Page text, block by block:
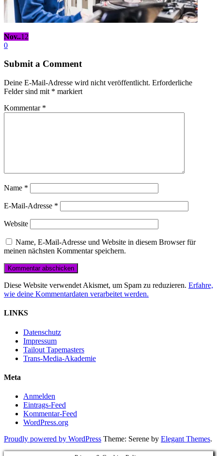
Nov..12
0
Submit a Comment
Deine E-Mail-Adresse wird nicht veröffentlicht. Erforderliche
Felder sind mit * markiert
Kommentar *
Name *
E-Mail-Adresse *
Website
Name, E-Mail-Adresse und Website in diesem Browser für
meinen nächsten Kommentar speichern.
Diese Website verwendet Akismet, um Spam zu reduzieren. Erfahre,
wie deine Kommentardaten verarbeitet werden.
LINKS
Datenschutz
Impressum
Tailout Tapemasters
Trans-Media-Akademie
Meta
Anmelden
Eintrags-Feed
Kommentar-Feed
WordPress.org
Proudly powered by WordPress Theme: Serene by Elegant Themes.